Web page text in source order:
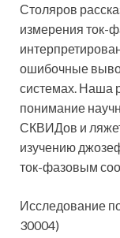
Столяров
измерения ток-
ошибочные
системах. Наша
понимание
СКВИДов и
изучению
ток-фазовым
Исследование
30004)